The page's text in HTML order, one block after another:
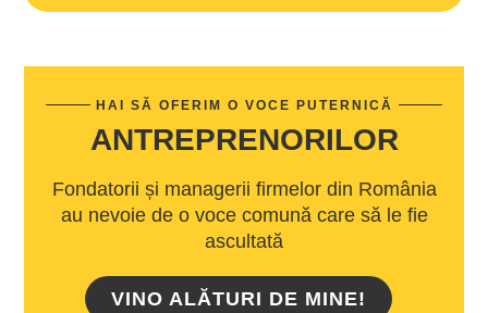
HAI SĂ OFERIM O VOCE PUTERNICĂ
ANTREPRENORILOR
Fondatorii și managerii firmelor din România
au nevoie de o voce comună care să le fie
ascultată
VINO ALĂTURI DE MINE!